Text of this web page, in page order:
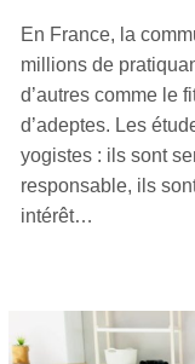
En France, la
millions de
d’autres comme le
d’adeptes. Les
yogistes : ils sont
responsable, ils
intérêt…